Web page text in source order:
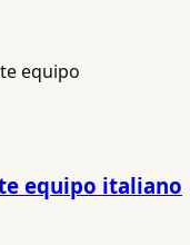
equipo italiano